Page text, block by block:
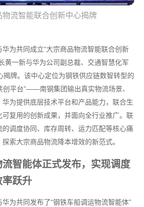
物流智能联合创新中心揭牌
为共同成立“大宗商品物流智能联合创新
黄一新与华为公司副总裁、交通智慧化军
揭牌。该中心定位为钢铁供应链数智转型的
创平台”——南钢集团输出真实物流场景、
为提供底层技术平台和产品能力，联合生
复用的创新成果，并面向全行业推广。联
调度协同、库存周转、运力匹配等核心痛
索大宗商品物流降本增效的新范式。
智能体正式发布，实现调度
率跃升
为共同发布了“钢铁车船调运物流智能体”